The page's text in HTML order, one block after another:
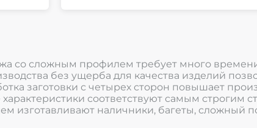
со сложным профилем требует много
без ущерба для качества изделий
заготовки с четырех сторон повышает
характеристики соответствуют самым строгим
изготавливают наличники, багеты, сложный